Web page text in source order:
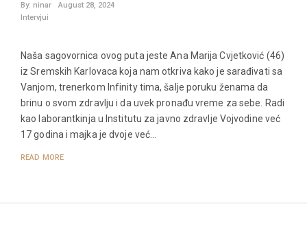
By: ninar
August 28, 2024
Intervjui
Naša sagovornica ovog puta jeste Ana Marija Cvjetković (46)
iz Sremskih Karlovaca koja nam otkriva kako je sarađivati sa
Vanjom, trenerkom Infinity tima, šalje poruku ženama da
brinu o svom zdravlju i da uvek pronađu vreme za sebe. Radi
kao laborantkinja u Institutu za javno zdravlje Vojvodine već
17 godina i majka je dvoje već…
READ MORE